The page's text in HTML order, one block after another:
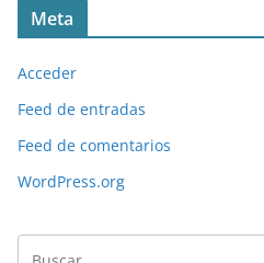
Meta
Acceder
Feed de entradas
Feed de comentarios
WordPress.org